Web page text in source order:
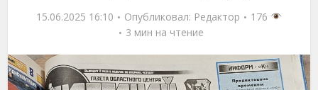
15.06.2025 16:10 Опубликовал: Редактор
176
3 мин на чтение